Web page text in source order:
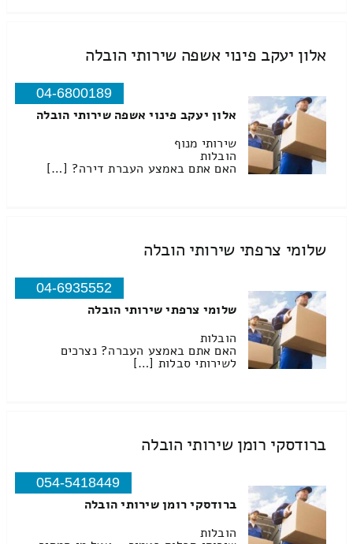
אלון יעקב פינוי אשפה שירותי הובלה
04-6800189
אלון יעקב פינוי אשפה שירותי הובלה
שירותי מנוף
הובלות
האם אתם באמצע העברת דירה? […]
שלומי צרפתי שירותי הובלה
04-6935552
שלומי צרפתי שירותי הובלה
הובלות
האם אתם באמצע העברה? נצרכים
לשירותי סבלות […]
ברודסקי רומן שירותי הובלה
054-5418449
ברודסקי רומן שירותי הובלה
הובלות